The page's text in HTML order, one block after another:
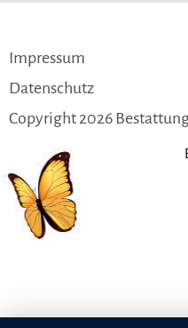
Navigation
überspringen
Impressum
Datenschutz
Copyright 2026